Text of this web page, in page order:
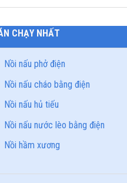
CHẠY NHẤT
Nồi nấu phở điện
Nồi nấu cháo bằng điện
Nồi nấu hủ tiếu
Nồi nấu nước lèo bằng điện
Nồi hầm xương